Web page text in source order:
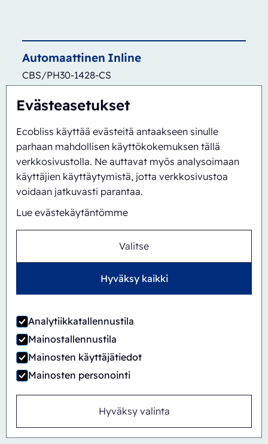
Evästeasetukset
Ecobliss käyttää evästeitä antaakseen sinulle
parhaan mahdollisen käyttökokemuksen tällä
verkkosivustolla. Ne auttavat myös analysoimaan
käyttäjien käyttäytymistä, jotta verkkosivustoa
voidaan jatkuvasti parantaa.
Lue evästekäytäntömme
Valitse
Hyväksy kaikki
Analytiikkatallennustila
Mainostallennustila
Mainosten käyttäjätiedot
Mainosten personointi
Hyväksy valinta
Automaattinen Inline
CBS/PH30-1428-CS
AutomaattinenInline
CBS/PH30A-1428